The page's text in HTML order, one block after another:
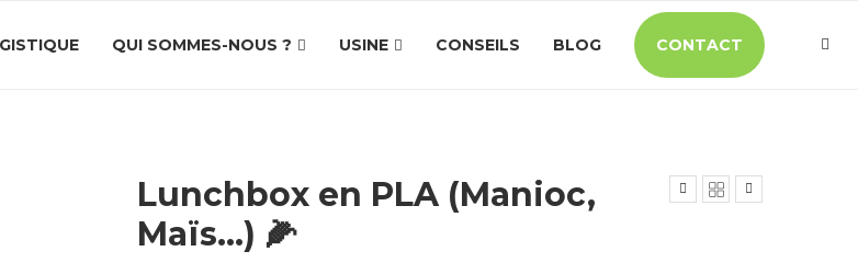
QUI SOMMES-NOUS ? USINE CONSEILS BLOG CONTACT
Lunchbox en PLA (Manioc,
Maïs…) 🌽